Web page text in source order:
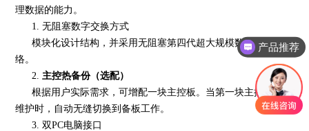
理数据的能力。
1. 无阻塞数字交换方式
模块化设计结构，并采用无阻塞第四代超大规模数字交换网
络。
2. 主控热备份（选配）
根据用户实际需求，可增配一块主控板。当第一块主控板需做
维护时，自动无缝切换到备板工作。
3. 双PC电脑接口
产品推荐